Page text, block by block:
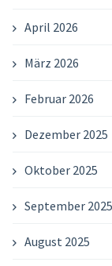
April 2026
März 2026
Februar 2026
Dezember 2025
Oktober 2025
September 2025
August 2025